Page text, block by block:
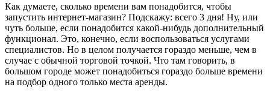
Как думаете, сколько времени вам понадобится, чтобы
запустить интернет-магазин? Подскажу: всего 3 дня! Ну, или
чуть больше, если понадобится какой-нибудь дополнительный
функционал. Это, конечно, если воспользоваться услугами
специалистов. Но в целом получается гораздо меньше, чем в
случае с обычной торговой точкой. Что там говорить, в
большом городе может понадобиться гораздо больше времени
на подбор одного только места аренды.